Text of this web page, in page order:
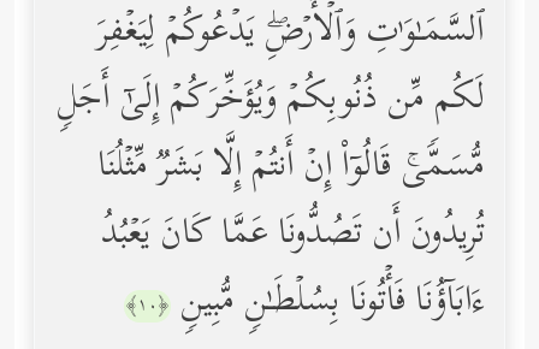
ٱلسَّمَـٰوَ ٰ⁠تِ وَٱلۡأَرۡضِۖ یَدۡعُوكُمۡ لِیَغۡفِرَ
لَكُم مِّن ذُنُوبِكُمۡ وَیُؤَخِّرَكُمۡ إِلَىٰۤ أَجَلࣲ
مُّسَمࣰّىۚ قَالُوۤاْ إِنۡ أَنتُمۡ إِلَّا بَشَرࣱ مِّثۡلُنَا
تُرِیدُونَ أَن تَصُدُّونَا عَمَّا كَانَ یَعۡبُدُ
ءَابَاۤؤُنَا فَأۡتُونَا بِسُلۡطَـٰنࣲ مُّبِینࣲ ﴿١٠﴾